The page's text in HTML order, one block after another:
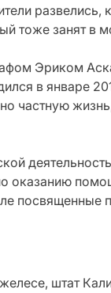
развелись,
тоже занят в
Эриком
в январе
частную
штат